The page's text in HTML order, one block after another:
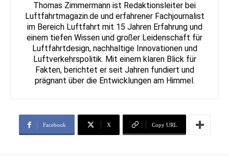
Thomas Zimmermann ist Redaktionsleiter bei
Luftfahrtmagazin.de und erfahrener Fachjournalist
im Bereich Luftfahrt mit 15 Jahren Erfahrung und
einem tiefen Wissen und großer Leidenschaft für
Luftfahrtdesign, nachhaltige Innovationen und
Luftverkehrspolitik. Mit einem klaren Blick für
Fakten, berichtet er seit Jahren fundiert und
prägnant über die Entwicklungen am Himmel.
Facebook X Copy URL